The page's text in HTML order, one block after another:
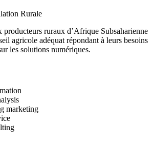
Rurale
producteurs ruraux d’Afrique Subsaharienne
agricole adéquat répondant à leurs besoins
les solutions numériques.
marketing